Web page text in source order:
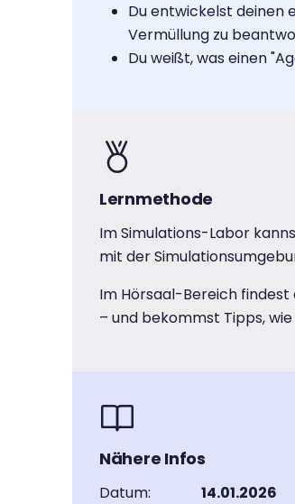
Du entwickelst deinen
Vermüllung zu
Du weißt, was einen
Lernmethode
Im Simulations-Labor
mit der
Im Hörsaal-Bereich findest
– und bekommst Tipps,
Nähere Infos
Datum:
14.01.2026